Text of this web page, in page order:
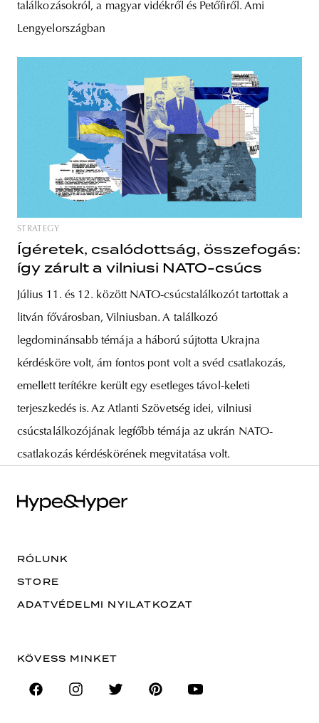
találkozásokról, a magyar vidékről és Petőfiről. Ami
Lengyelországban
STRATEGY
Ígéretek, csalódottság, összefogás:
így zárult a vilniusi NATO-csúcs
Július 11. és 12. között NATO-csúcstalálkozót tartottak a
litván fővárosban, Vilniusban. A találkozó
legdominánsabb témája a háború sújtotta Ukrajna
kérdésköre volt, ám fontos pont volt a svéd csatlakozás,
emellett terítékre került egy esetleges távol-keleti
terjeszkedés is. Az Atlanti Szövetség idei, vilniusi
csúcstalálkozójának legfőbb témája az ukrán NATO-
csatlakozás kérdéskörének megvitatása volt.
RÓLUNK
STORE
ADATVÉDELMI NYILATKOZAT
KÖVESS MINKET